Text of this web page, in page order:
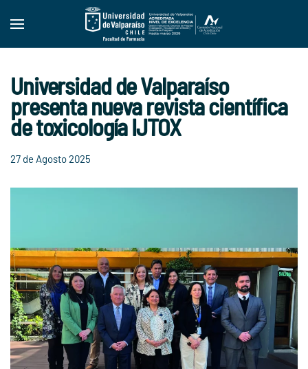
Skip to main content
Universidad de Valparaíso
presenta nueva revista científica
de toxicología IJTOX
27 de Agosto 2025